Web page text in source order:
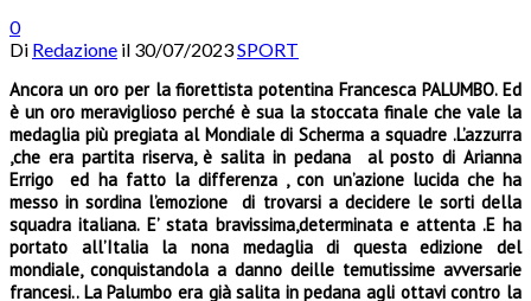
0
Di Redazione il 30/07/2023SPORT
Ancora un oro per la fiorettista potentina Francesca PALUMBO. Ed
è un oro meraviglioso perché è sua la stoccata finale che vale la
medaglia più pregiata al Mondiale di Scherma a squadre .L’azzurra
,che era partita riserva, è salita in pedana al posto di Arianna
Errigo ed ha fatto la differenza , con un’azione lucida che ha
messo in sordina l’emozione di trovarsi a decidere le sorti della
squadra italiana. E’ stata bravissima,determinata e attenta .E ha
portato all’Italia la nona medaglia di questa edizione del
mondiale, conquistandola a danno deille temutissime avversarie
francesi.. La Palumbo era già salita in pedana agli ottavi contro la